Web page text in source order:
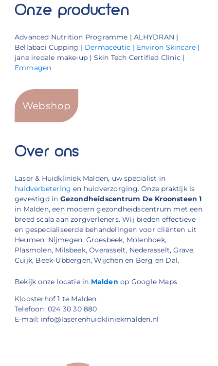
Onze producten
Advanced Nutrition Programme | ALHYDRAN |
Bellabaci Cupping | Dermaceutic | Environ Skincare |
jane iredale make-up | Skin Tech Certified Clinic |
Emmagen
Webshop
Over ons
Laser & Huidkliniek Malden, uw specialist in
huidverbetering en huidverzorging. Onze praktijk is
gevestigd in Gezondheidscentrum De Kroonsteen 1
in Malden, een modern gezondheidscentrum met een
breed scala aan zorgverleners. Wij bieden effectieve
en gespecialiseerde behandelingen voor cliënten uit
Heumen, Nijmegen, Groesbeek, Molenhoek,
Plasmolen, Milsbeek, Overasselt, Nederasselt, Grave,
Cuijk, Beek-Ubbergen, Wijchen en Berg en Dal.
Bekijk onze locatie in Malden op Google Maps
Kloosterhof 1 te Malden
Telefoon: 024 30 30 880
E-mail: info@laserenhuidkliniekmalden.nl